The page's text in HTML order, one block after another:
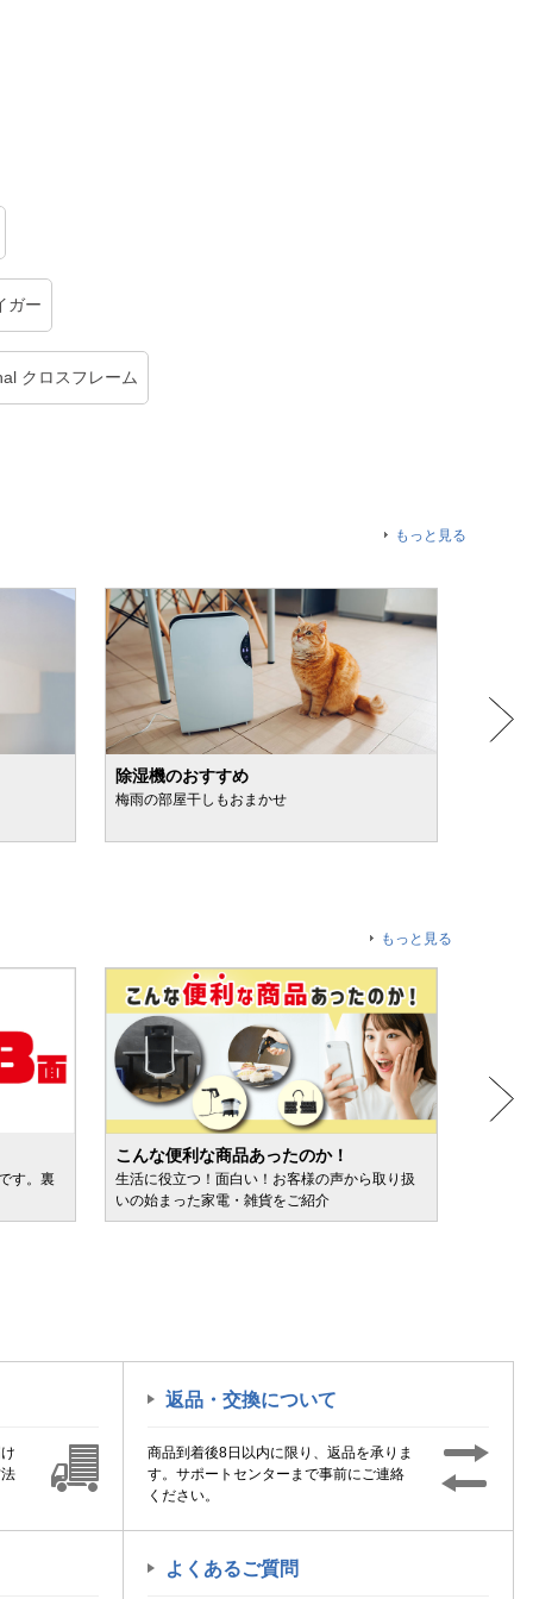
ガー
クロスフレーム
もっと見る
除湿機のおすすめ
梅雨の部屋干しもおまかせ
もっと見る
す。裏
こんな便利な商品あったのか！
生活に役立つ！面白い！お客様の声から取り扱
いの始まった家電・雑貨をご紹介
返品・交換について
商品到着後8日以内に限り、返品を承りま
す。サポートセンターまで事前にご連絡
ください。
よくあるご質問